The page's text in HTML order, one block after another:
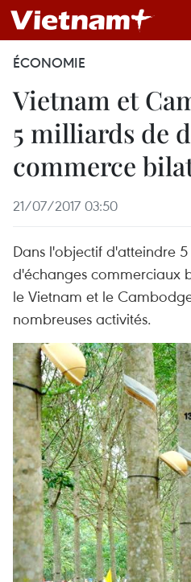
ÉCONOMIE
Vietnam et
5 milliards de
commerce
21/07/2017 03:50
Dans l'objectif d'atteindre
d'échanges commerciaux
le Vietnam et le
nombreuses activités.